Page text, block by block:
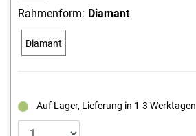
Rahmenform: Diamant
Diamant
Auf Lager, Lieferung in 1-3 Werktagen